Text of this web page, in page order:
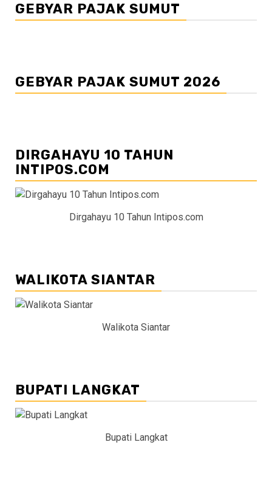
GEBYAR PAJAK SUMUT
GEBYAR PAJAK SUMUT 2026
DIRGAHAYU 10 TAHUN
INTIPOS.COM
Dirgahayu 10 Tahun Intipos.com
WALIKOTA SIANTAR
Walikota Siantar
BUPATI LANGKAT
Bupati Langkat